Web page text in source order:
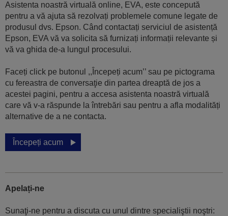
Asistenta noastră virtuală online, EVA, este concepută
pentru a vă ajuta să rezolvați problemele comune legate de
produsul dvs. Epson. Când contactați serviciul de asistență
Epson, EVA vă va solicita să furnizați informații relevante și
vă va ghida de-a lungul procesului.
Faceți click pe butonul ,,Începeți acum’’ sau pe pictograma
cu fereastra de conversaţie din partea dreaptă de jos a
acestei pagini, pentru a accesa asistenta noastră virtuală
care vă v-a răspunde la întrebări sau pentru a afla modalități
alternative de a ne contacta.
Începeți acum
Apelați-ne
Sunaţi-ne pentru a discuta cu unul dintre specialiştii noştri: